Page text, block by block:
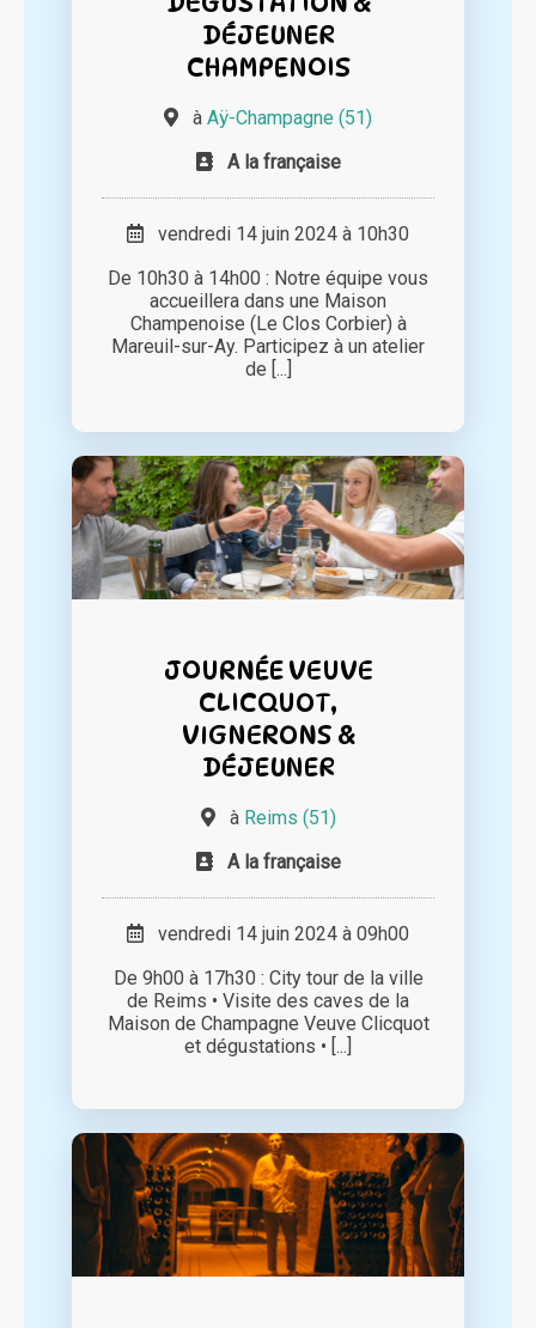
DÉJEUNER
CHAMPENOIS
à Aÿ-Champagne (51)
A la française
vendredi 14 juin 2024 à 10h30
De 10h30 à 14h00 : Notre équipe vous
accueillera dans une Maison
Champenoise (Le Clos Corbier) à
Mareuil-sur-Ay. Participez à un atelier
de [...]
JOURNÉE VEUVE
CLICQUOT,
VIGNERONS &
DÉJEUNER
à Reims (51)
A la française
vendredi 14 juin 2024 à 09h00
De 9h00 à 17h30 : City tour de la ville
de Reims • Visite des caves de la
Maison de Champagne Veuve Clicquot
et dégustations • [...]